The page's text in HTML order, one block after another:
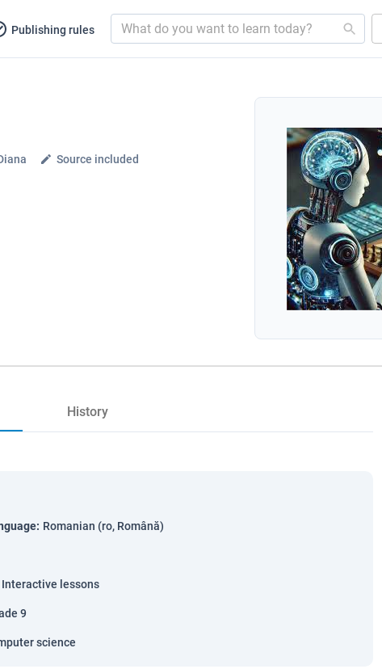
Publishing rules
Source included
History
: Romanian (ro, Română)
Interactive lessons
9
science